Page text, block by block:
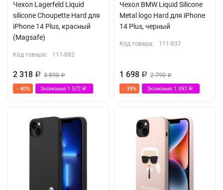
Чехол Lagerfeld Liquid
silicone Choupette Hard для
iPhone 14 Plus, красный
(Magsafe)
Код товара: 111-882
2 318 Р 3 890Р
- 40% Экономия 1 572 Р
Чехол BMW Liquid Silicone
Metal logo Hard для iPhone
14 Plus, черный
Код товара: 111-837
1 698 Р 2 790Р
- 39% Экономия 1 092 Р